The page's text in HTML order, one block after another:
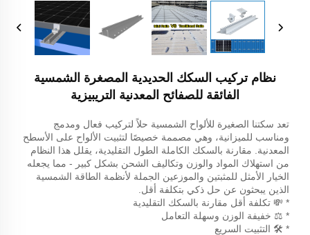
نظام تركيب السكك الحديدية المصغرة الشمسية
الفائقة للصفائح المعدنية التريبيزية
تعد سكتنا الصغيرة للألواح الشمسية حلاً لتركيب فعال ومدمج
ومناسب للميزانية، وهي مصممة خصيصًا لتثبيت الألواح على الأسطح
المعدنية. مقارنة بالسكك الكاملة الطول التقليدية، يقلل هذا النظام
من استهلاك المواد والوزن وتكاليف الشحن بشكل كبير - مما يجعله
الخيار الأمثل للمثبتين والموزعين الجملة لأنظمة الطاقة الشمسية
الذين يبحثون عن حل ذكي بتكلفة أقل.
* 💸 تكلفة أقل مقارنة بالسكك التقليدية
* ⚖️ خفيفة الوزن وسهلة التعامل
* 🛠️ التثبيت السريع